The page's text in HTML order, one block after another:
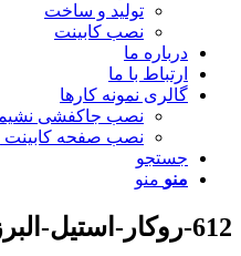
تولید و ساخت
نصب کابینت
درباره ما
ارتباط با ما
گالری نمونه کارها
نصب جاکفشی
نصب صفحه کابینت و
جستجو
منو منو
612-روکار-استیل-البرز